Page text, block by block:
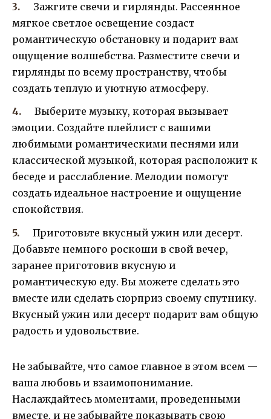
Зажгите свечи и гирлянды. Рассеянное
мягкое светлое освещение создаст
романтическую обстановку и подарит вам
ощущение волшебства. Разместите свечи и
гирлянды по всему пространству, чтобы
создать теплую и уютную атмосферу.
Выберите музыку, которая вызывает
эмоции. Создайте плейлист с вашими
любимыми романтическими песнями или
классической музыкой, которая расположит к
беседе и расслабление. Мелодии помогут
создать идеальное настроение и ощущение
спокойствия.
Приготовьте вкусный ужин или десерт.
Добавьте немного роскоши в свой вечер,
заранее приготовив вкусную и
романтическую еду. Вы можете сделать это
вместе или сделать сюрприз своему спутнику.
Вкусный ужин или десерт подарит вам общую
радость и удовольствие.
Не забывайте, что самое главное в этом всем —
ваша любовь и взаимопонимание.
Наслаждайтесь моментами, проведенными
вместе, и не забывайте показывать свою